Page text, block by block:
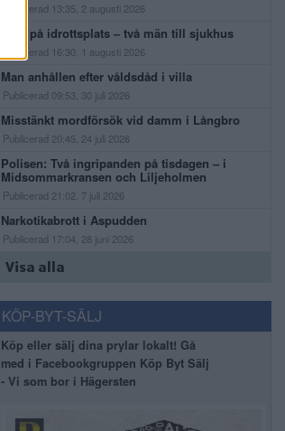
Publicerad 13:35, 2 augusti 2026
Bråk på idrottsplats – två män till sjukhus
Publicerad 16:30, 1 augusti 2026
Man anhållen efter våldsdåd i villa
Publicerad 09:53, 30 juli 2026
Misstänkt mordförsök vid damm i Långbro
Publicerad 20:45, 24 juli 2026
Polisen: Två ingripanden på tisdagen – i
Midsommarkransen och Liljeholmen
Publicerad 21:02, 7 juli 2026
Narkotikabrott i Aspudden
Publicerad 17:04, 28 juni 2026
Visa alla
KÖP-BYT-SÄLJ
Köp eller sälj dina prylar lokalt! Gå
med i Facebookgruppen Köp Byt Sälj
- Vi som bor i Hägersten